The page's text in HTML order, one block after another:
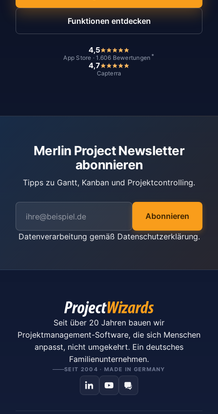
Funktionen entdecken
4,5
App Store · 1.606 Bewertungen *
4,7
Capterra
Merlin Project Newsletter
abonnieren
Tipps zu Gantt, Kanban und Projektcontrolling.
Abonnieren
Datenverarbeitung gemäß Datenschutzerklärung.
Seit über 20 Jahren bauen wir
Projektmanagement-Software, die sich Menschen
anpasst, nicht umgekehrt. Ein deutsches
Familienunternehmen.
SEIT 2004 · MADE IN GERMANY